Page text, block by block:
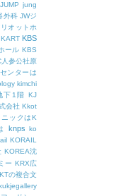
JUMP jung
外科 JWジ
オットホ
KART KBS
ール KBS
人参公社原
ンターは
kimchi
下1階 KJ
会社 Kkot
ックはK
knps ko
KORAIL
KOREA沈
ー KRX広
KTの複合文